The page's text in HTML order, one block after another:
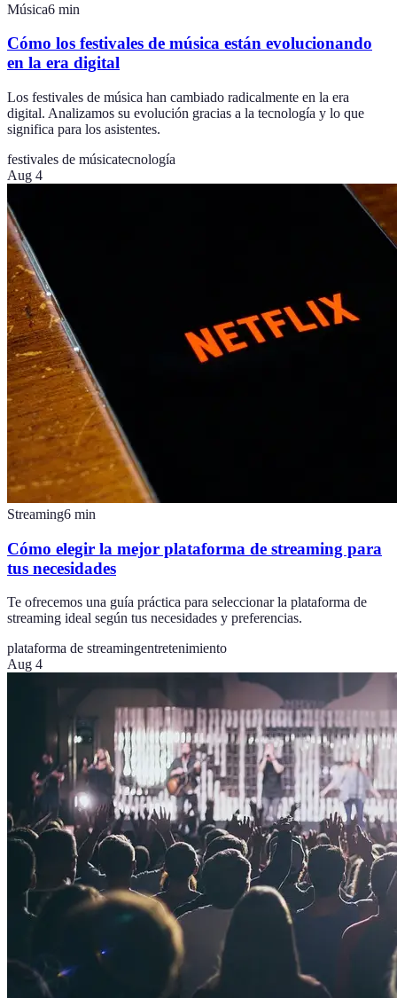
Música6 min
Cómo los festivales de música están evolucionando
en la era digital
Los festivales de música han cambiado radicalmente en la era
digital. Analizamos su evolución gracias a la tecnología y lo que
significa para los asistentes.
festivales de músicatecnología
Aug 4
Streaming6 min
Cómo elegir la mejor plataforma de streaming para
tus necesidades
Te ofrecemos una guía práctica para seleccionar la plataforma de
streaming ideal según tus necesidades y preferencias.
plataforma de streamingentretenimiento
Aug 4